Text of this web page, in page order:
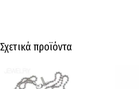
Σχετικά προϊόντα